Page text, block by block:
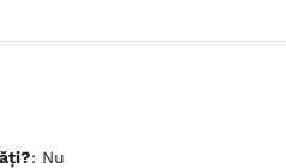
: Nu